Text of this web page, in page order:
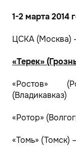
1-2 марта 2014
ЦСКА (Москва)
«Терек»
«Ростов»
(Владикавказ)
«Ротор»
«Томь» (Томск)